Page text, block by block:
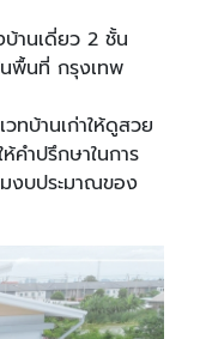
บ้านเดี่ยว 2 ชั้น
พื้นที่ กรุงเทพ
วทบ้านเก่าให้ดูสวย
คำปรึกษาในการ
งบประมาณของ